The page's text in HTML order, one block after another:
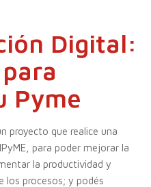
Digital:
Pyme
proyecto que realice una
para poder mejorar la
la productividad y
los procesos; y podés